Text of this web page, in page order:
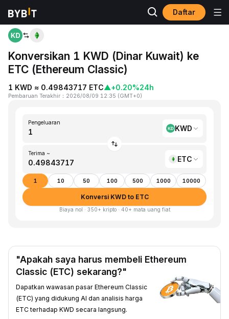
Daftar
Beranda
Konversikan 1 KWD (Dinar Kuwait) ke
ETC (Ethereum Classic)
1 KWD ≈ 0.49843717 ETC▲+0.20%24h
Pembaruan Terakhir ： 2026/08/09 12:35 (GMT+0)
Pengeluaran
KWD
Terima ~
ETC
1 10 50 100 500 1000 10000
Konversi KWD to ETC
Biaya nol · 350+ kripto · 40+ mata uang fiat
"Apakah saya harus membeli Ethereum
Classic (ETC) sekarang?"
Dapatkan wawasan pasar Ethereum Classic
(ETC) yang didukung AI dan analisis harga
ETC terhadap KWD secara langsung.